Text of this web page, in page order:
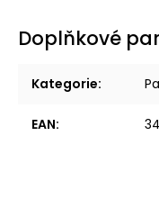
Doplňkové
Kategorie:
EAN: